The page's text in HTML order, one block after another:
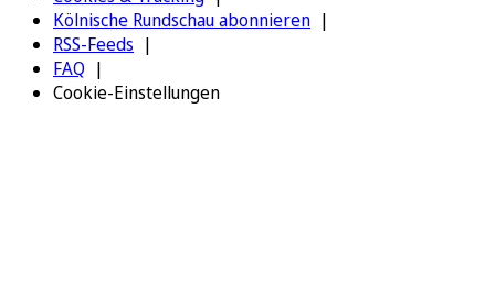
Kölnische Rundschau abonnieren
RSS-Feeds
FAQ
Cookie-Einstellungen